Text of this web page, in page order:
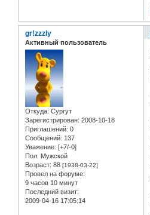
gr!zzzly
Активный пользователь
Откуда: Сургут
Зарегистрирован: 2008-10-18
Приглашений: 0
Сообщений: 137
Уважение: [+7/-0]
Пол: Мужской
Возраст: 88 [1938-03-22]
Провел на форуме:
9 часов 10 минут
Последний визит:
2009-04-16 17:05:14